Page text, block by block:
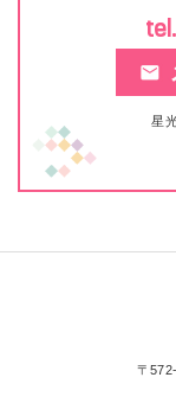
tel.
星
〒